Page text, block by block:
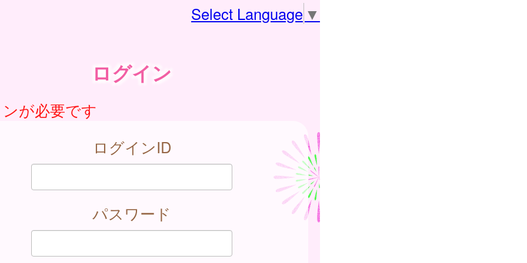
Select Language ▼
ログイン
が必要です
ログインID
パスワード